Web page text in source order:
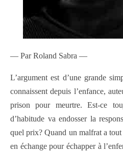
— Par Roland Sabra —
L’argument est d’une grande
connaissent depuis l’enfance,
prison pour meurtre. Est-ce
d’habitude va endosser la
quel prix? Quand un malfrat a
en échange pour échapper à